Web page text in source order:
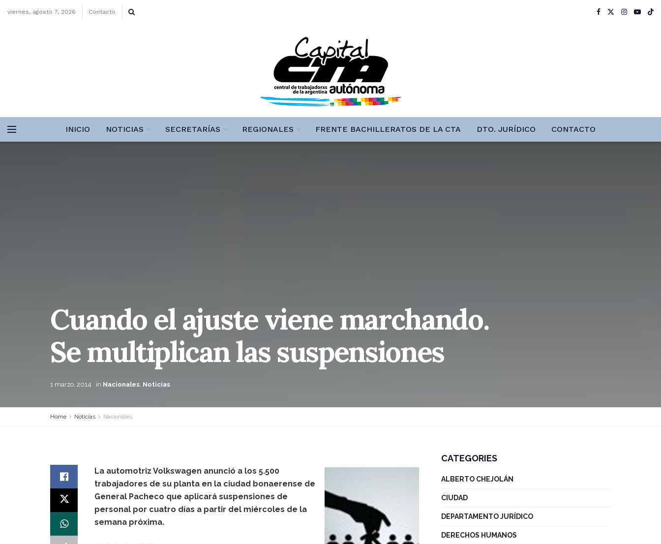
viernes, agosto 7, 2026 Contacto
INICIO NOTICIAS SECRETARÍAS REGIONALES FRENTE BACHILLERATOS DE LA CTA DTO. JURÍDICO CONTACTO
Cuando el ajuste viene marchando.
Se multiplican las suspensiones
1 marzo, 2014 in Nacionales, Noticias
Home Noticias Nacionales
La automotriz Volkswagen anunció a los 5.500
trabajadores de su planta en la ciudad bonaerense de
General Pacheco que aplicará suspensiones de
personal por cuatro días a partir del miércoles de la
semana próxima.
CATEGORIES
ALBERTO CHEJOLÁN
CIUDAD
DEPARTAMENTO JURÍDICO
DERECHOS HUMANOS